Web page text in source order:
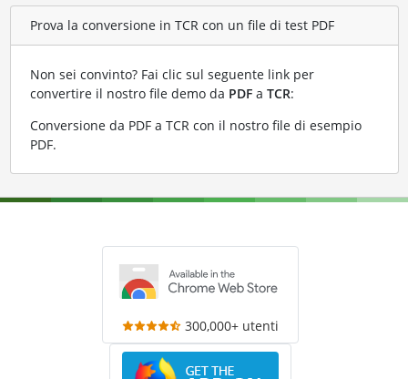
Prova la conversione in TCR con un file di test PDF
Non sei convinto? Fai clic sul seguente link per
convertire il nostro file demo da PDFa TCR:
Conversione da PDF a TCR con il nostro file di esempio
PDF.
300,000+ utenti